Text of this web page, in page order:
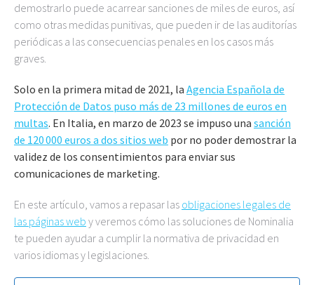
demostrarlo puede acarrear sanciones de miles de euros, así
como otras medidas punitivas, que pueden ir de las auditorías
periódicas a las consecuencias penales en los casos más
graves.
Solo en la primera mitad de 2021, la Agencia Española de
Protección de Datos puso más de 23 millones de euros en
multas. En Italia, en marzo de 2023 se impuso una sanción
de 120 000 euros a dos sitios web por no poder demostrar la
validez de los consentimientos para enviar sus
comunicaciones de marketing.
En este artículo, vamos a repasar las obligaciones legales de
las páginas web y veremos cómo las soluciones de Nominalia
te pueden ayudar a cumplir la normativa de privacidad en
varios idiomas y legislaciones.